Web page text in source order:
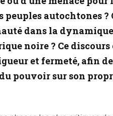
autochtones
dans la
noire ? Ce
et fermeté, afin
pouvoir sur son